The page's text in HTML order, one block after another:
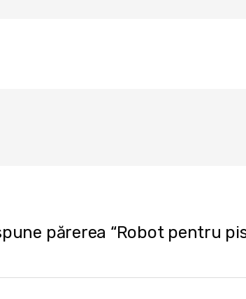
părerea “Robot pentru